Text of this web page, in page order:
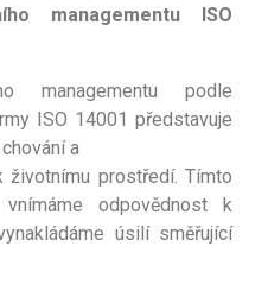
managementu ISO
managementu podle
ISO 14001 představuje
a
prostředí. Tímto
odpovědnost k
úsilí směřující